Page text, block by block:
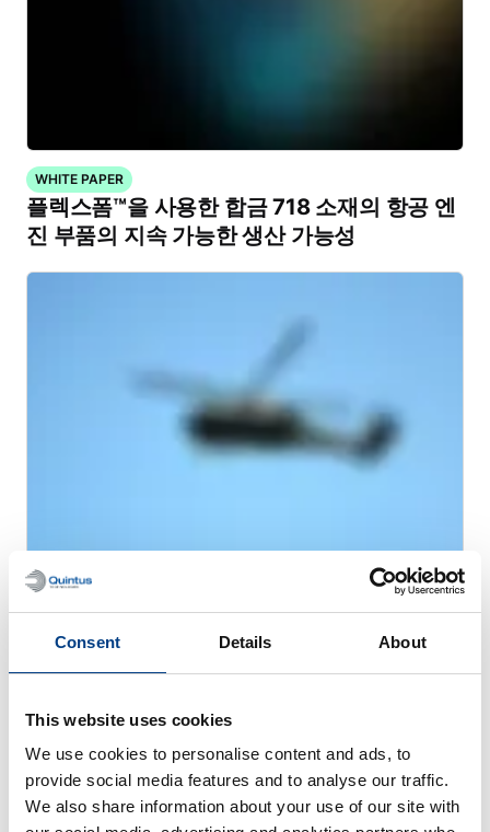
Consent Details About
This website uses cookies
We use cookies to personalise content and ads, to
provide social media features and to analyse our traffic.
We also share information about your use of our site with
WHITE PAPER
플렉스폼™을 사용한 합금 718 소재의 항공 엔
진 부품의 지속 가능한 생산 가능성